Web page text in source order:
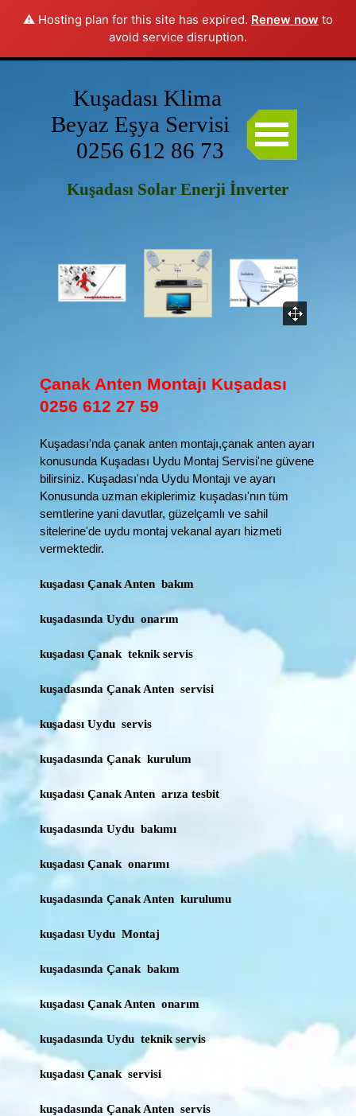
ilkeleri okuyun. Kabul ediyorum
⚠️ Hosting plan for this site has expired. Renew now to
avoid service disruption.
Kuşadası Klima
Beyaz Eşya Servisi
0256 612 86 73
Kuşadası Solar Enerji İnverter
Çanak Anten Montajı Kuşadası
0256 612 27 59
Kuşadası'nda çanak anten montajı,çanak anten ayarı
konusunda Kuşadası Uydu Montaj Servisi'ne güvene
bilirsiniz. Kuşadası'nda Uydu Montajı ve ayarı
Konusunda uzman ekiplerimiz kuşadası'nın tüm
semtlerine yani davutlar, güzelçamlı ve sahil
sitelerine'de uydu montaj vekanal ayarı hizmeti
vermektedir.
kuşadası Çanak Anten bakım
kuşadasında Uydu onarım
kuşadası Çanak teknik servis
kuşadasında Çanak Anten servisi
kuşadası Uydu servis
kuşadasında Çanak kurulum
kuşadası Çanak Anten arıza tesbit
kuşadasında Uydu bakımı
kuşadası Çanak onarımı
kuşadasında Çanak Anten kurulumu
kuşadası Uydu Montaj
kuşadasında Çanak bakım
kuşadası Çanak Anten onarım
kuşadasında Uydu teknik servis
kuşadası Çanak servisi
kuşadasında Çanak Anten servis